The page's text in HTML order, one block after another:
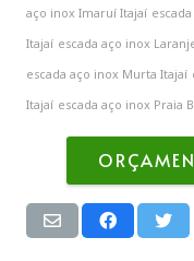
aço inox Imaruí Itajaí
Itajaí escada aço inox
escada aço inox Murta Itajaí
Itajaí escada aço inox Praia